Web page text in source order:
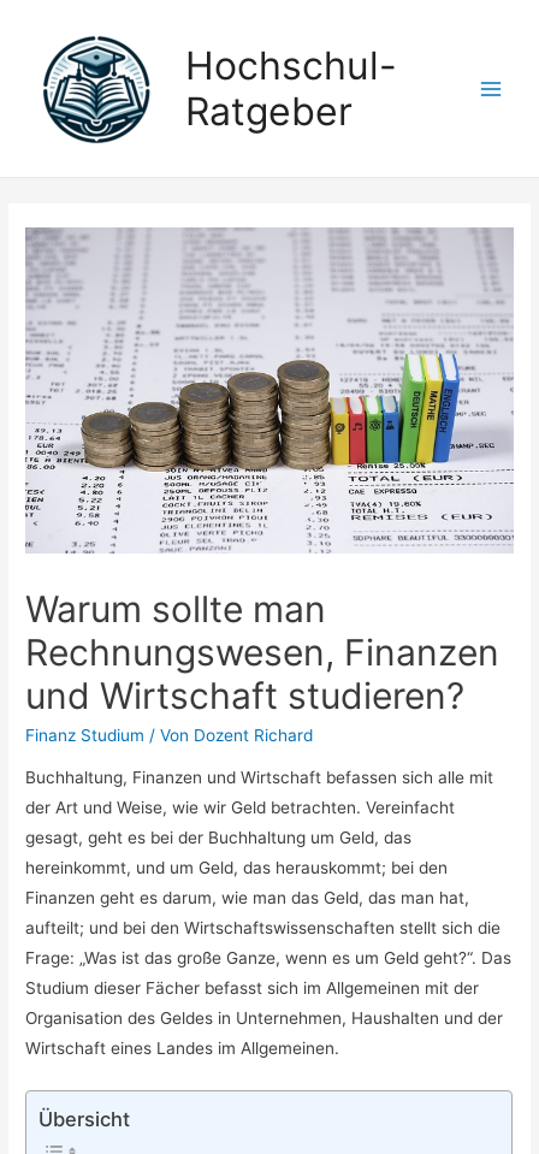
Hochschul-
Ratgeber
Warum sollte man
Rechnungswesen, Finanzen
und Wirtschaft studieren?
Finanz Studium / Von Dozent Richard
Buchhaltung, Finanzen und Wirtschaft befassen sich alle mit
der Art und Weise, wie wir Geld betrachten. Vereinfacht
gesagt, geht es bei der Buchhaltung um Geld, das
hereinkommt, und um Geld, das herauskommt; bei den
Finanzen geht es darum, wie man das Geld, das man hat,
aufteilt; und bei den Wirtschaftswissenschaften stellt sich die
Frage: „Was ist das große Ganze, wenn es um Geld geht?“. Das
Studium dieser Fächer befasst sich im Allgemeinen mit der
Organisation des Geldes in Unternehmen, Haushalten und der
Wirtschaft eines Landes im Allgemeinen.
Übersicht